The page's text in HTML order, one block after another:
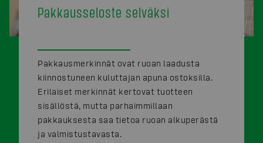
Pakkausseloste selväksi
Pakkausmerkinnät ovat ruoan laadusta
kiinnostuneen kuluttajan apuna ostoksilla.
Erilaiset merkinnät kertovat tuotteen
sisällöstä, mutta parhaimmillaan
pakkauksesta saa tietoa ruoan alkuperästä
ja valmistustavasta.